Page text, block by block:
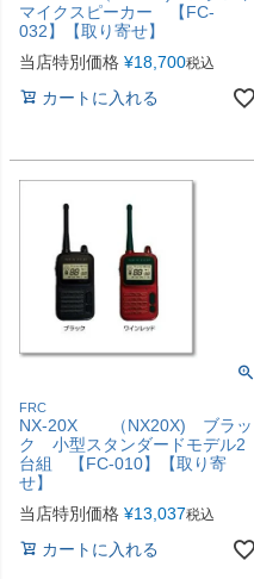
マイクスピーカー 【FC-
032】【取り寄せ】
当店特別価格 ¥18,700税込
カートに入れる
FRC
NX-20X （NX20X) ブラッ
ク 小型スタンダードモデル2
台組 【FC-010】【取り寄
せ】
当店特別価格 ¥13,037税込
カートに入れる